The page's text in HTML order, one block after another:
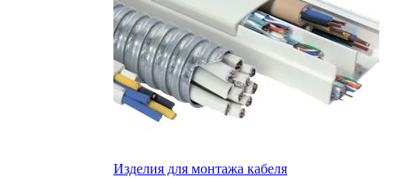
Изделия для монтажа кабеля